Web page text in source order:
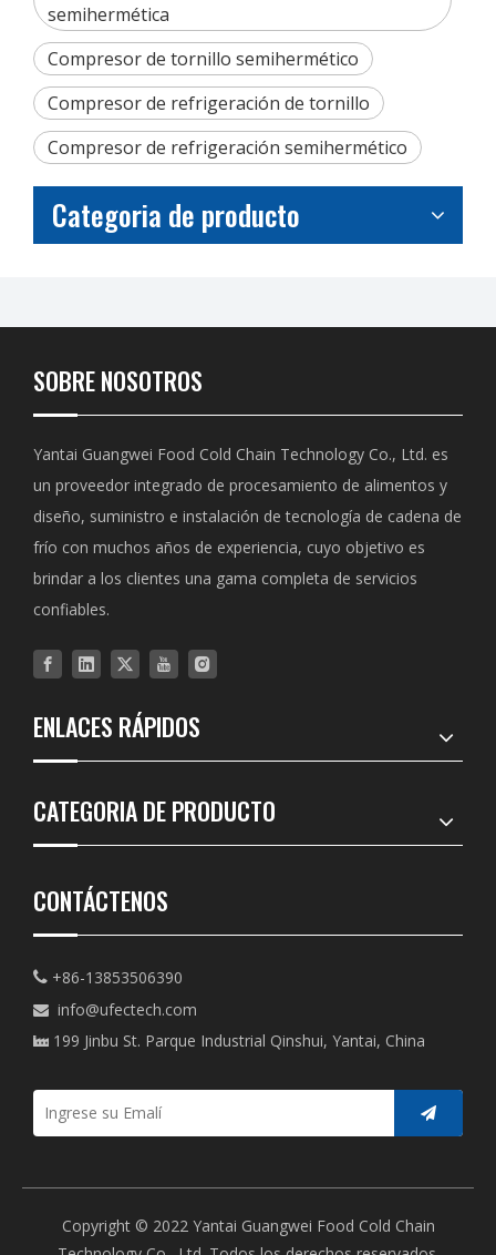
semihermética
Compresor de tornillo semihermético
Compresor de refrigeración de tornillo
Compresor de refrigeración semihermético
Categoria de producto
SOBRE NOSOTROS
Yantai Guangwei Food Cold Chain Technology Co., Ltd. es
un proveedor integrado de procesamiento de alimentos y
diseño, suministro e instalación de tecnología de cadena de
frío con muchos años de experiencia, cuyo objetivo es
brindar a los clientes una gama completa de servicios
confiables.
ENLACES RÁPIDOS
CATEGORIA DE PRODUCTO
CONTÁCTENOS
 +86-13853506390
 info@ufectech.com
 199 Jinbu St. Parque Industrial Qinshui, Yantai, China
Copyright © 2022 Yantai Guangwei Food Cold Chain